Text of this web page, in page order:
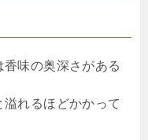
味の奥深さがある
れるほどかかって